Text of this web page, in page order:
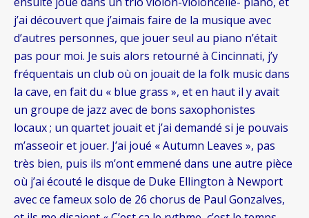
j’ai découvert que j’aimais faire de la musique avec
d’autres personnes, que jouer seul au piano n’était
pas pour moi. Je suis alors retourné à Cincinnati, j’y
fréquentais un club où on jouait de la folk music dans
la cave, en fait du « blue grass », et en haut il y avait
un groupe de jazz avec de bons saxophonistes
locaux ; un quartet jouait et j’ai demandé si je pouvais
m’asseoir et jouer. J’ai joué « Autumn Leaves », pas
très bien, puis ils m’ont emmené dans une autre pièce
où j’ai écouté le disque de Duke Ellington à Newport
avec ce fameux solo de 26 chorus de Paul Gonzalves,